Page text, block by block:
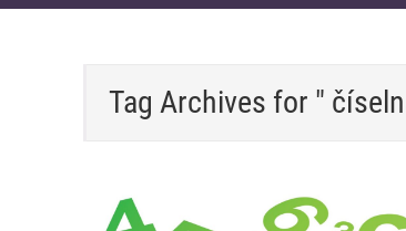
Tag Archives for "